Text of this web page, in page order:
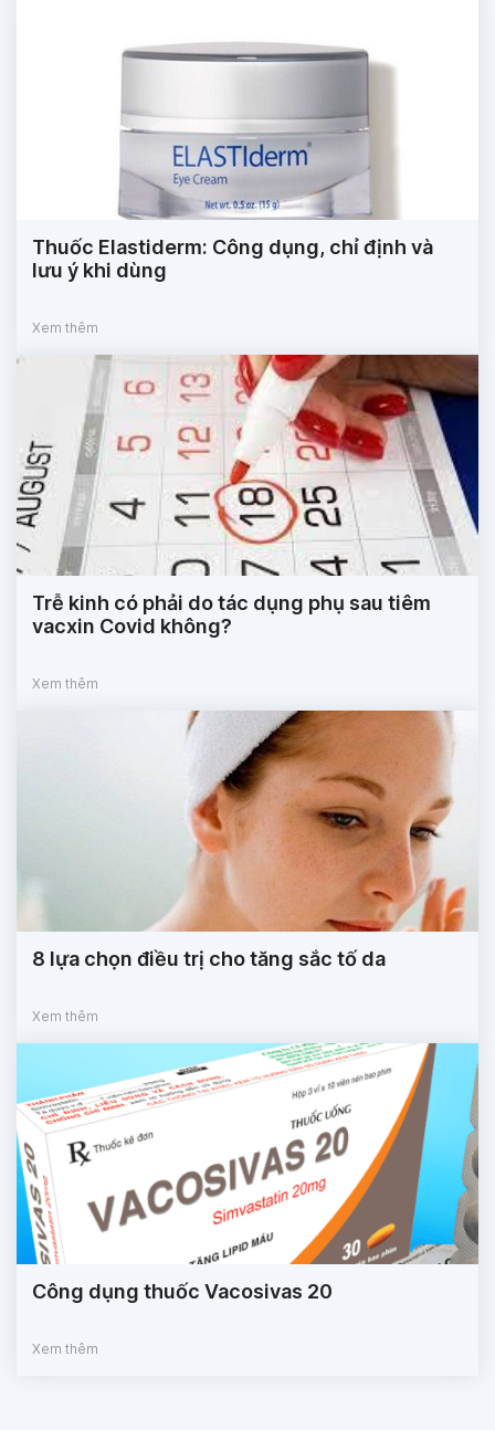
Thuốc Elastiderm: Công dụng, chỉ định và
lưu ý khi dùng
Xem thêm
Trễ kinh có phải do tác dụng phụ sau tiêm
vacxin Covid không?
Xem thêm
8 lựa chọn điều trị cho tăng sắc tố da
Xem thêm
Công dụng thuốc Vacosivas 20
Xem thêm